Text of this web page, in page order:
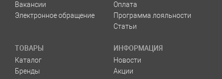
Вакансии
Электронное обращение
Оплата
Программа лояльности
Статьи
ТОВАРЫ
Каталог
Бренды
ИНФОРМАЦИЯ
Новости
Акции